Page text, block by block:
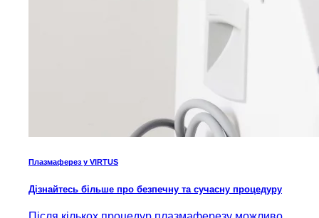
Плазмаферез у VIRTUS
Дізнайтесь більше про безпечну та сучасну процедуру